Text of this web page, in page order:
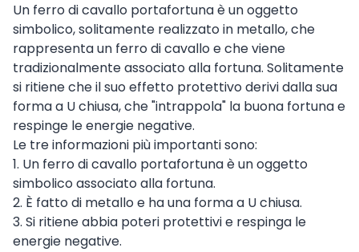
Un ferro di cavallo portafortuna è un oggetto
simbolico, solitamente realizzato in metallo, che
rappresenta un ferro di cavallo e che viene
tradizionalmente associato alla fortuna. Solitamente
si ritiene che il suo effetto protettivo derivi dalla sua
forma a U chiusa, che "intrappola" la buona fortuna e
respinge le energie negative.
Le tre informazioni più importanti sono:
1. Un ferro di cavallo portafortuna è un oggetto
simbolico associato alla fortuna.
2. È fatto di metallo e ha una forma a U chiusa.
3. Si ritiene abbia poteri protettivi e respinga le
energie negative.